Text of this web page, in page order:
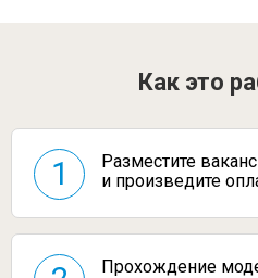
Как это
1
Разместите
и произведите
Прохождение